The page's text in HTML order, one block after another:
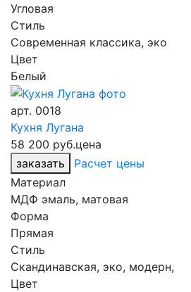
Угловая
Стиль
Современная классика, эко
Цвет
Белый
арт. 0018
Кухня Лугана
58 200 руб.цена
заказать
Расчет цены
Материал
МДФ эмаль, матовая
Форма
Прямая
Стиль
Скандинавская, эко, модерн,
Цвет